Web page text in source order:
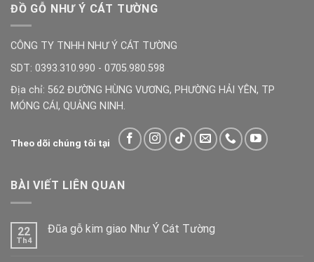
ĐỒ GỖ NHƯ Ý CÁT TƯỜNG
CÔNG TY TNHH NHƯ Ý CÁT TƯỜNG
SDT: 0393.310.990 - 0705.980.598
Địa chỉ: 562 ĐƯỜNG HÙNG VƯƠNG, PHƯỜNG HẢI YÊN, TP
MÓNG CÁI, QUẢNG NINH.
Theo dõi chúng tôi tại
BÀI VIẾT LIÊN QUAN
22
Th4
Đũa gỗ kim giao Như Ý Cát Tường